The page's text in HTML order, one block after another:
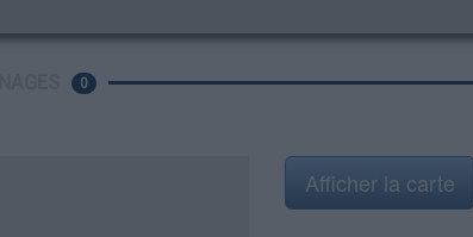
0
Afficher la carte